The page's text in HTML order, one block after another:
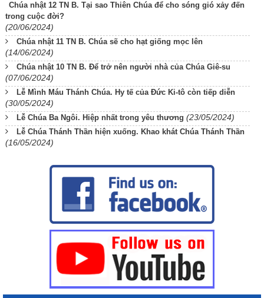
Chúa nhật 12 TN B. Tại sao Thiên Chúa để cho sóng gió xảy đến
trong cuộc đời?
(20/06/2024)
Chúa nhật 11 TN B. Chúa sẽ cho hạt giống mọc lên
(14/06/2024)
Chúa nhật 10 TN B. Để trở nên người nhà của Chúa Giê-su
(07/06/2024)
Lễ Mình Máu Thánh Chúa. Hy tế của Đức Ki-tô còn tiếp diễn
(30/05/2024)
Lễ Chúa Ba Ngôi. Hiệp nhất trong yêu thương (23/05/2024)
Lễ Chúa Thánh Thần hiện xuống. Khao khát Chúa Thánh Thần
(16/05/2024)